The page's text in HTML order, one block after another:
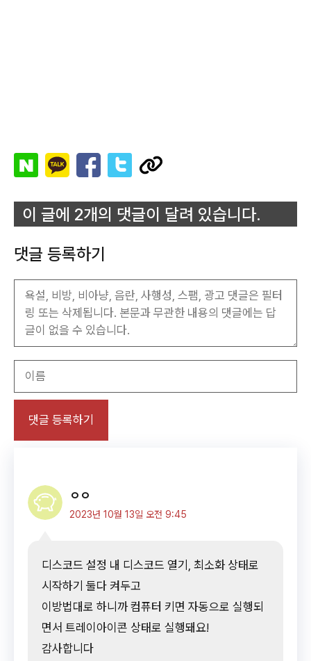
이 글에 2개의 댓글이 달려 있습니다.
댓글 등록하기
름
ㅇㅇ
2023년 10월 13일 오전 9:45
디스코드 설정 내 디스코드 열기, 최소화 상태로
시작하기 둘다 켜두고
이방법대로 하니까 컴퓨터 키면 자동으로 실행되
면서 트레이아이콘 상태로 실행돼요!
감사합니다